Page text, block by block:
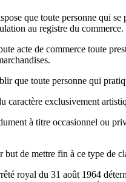
que toute personne qui
au registre du
acte de commerce toute
que toute personne qui
caractère exclusivement
à titre occasionnel ou
de mettre fin à ce type de
royal du 31 août 1964